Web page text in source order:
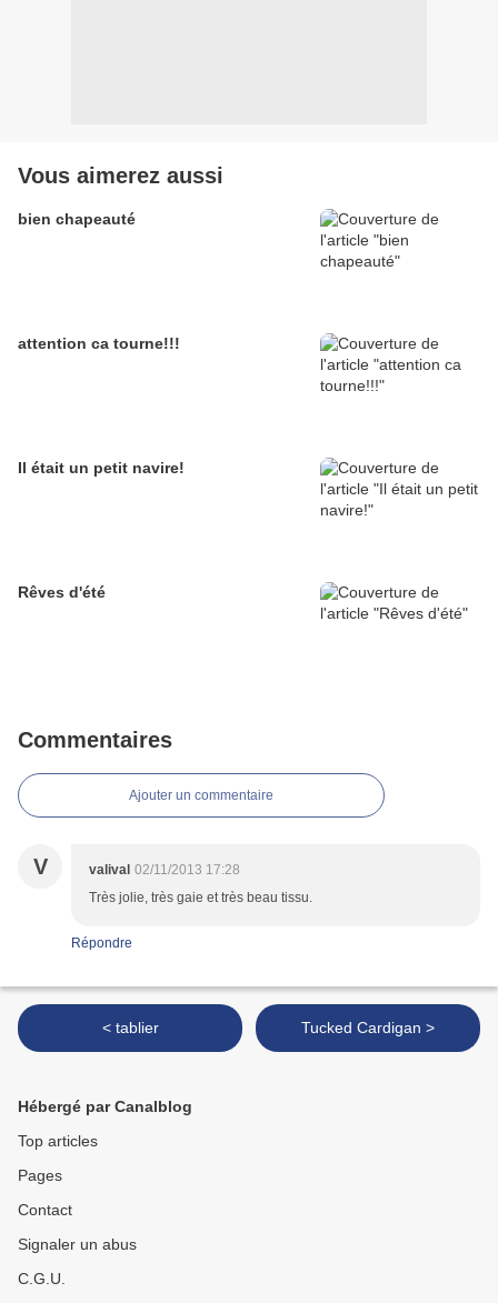
Vous aimerez aussi
bien chapeauté
attention ca tourne!!!
Il était un petit navire!
Rêves d'été
Commentaires
Ajouter un commentaire
V valival 02/11/2013 17:28
Très jolie, très gaie et très beau tissu.
Répondre
< tablier Tucked Cardigan >
Hébergé par Canalblog
Top articles
Pages
Contact
Signaler un abus
C.G.U.